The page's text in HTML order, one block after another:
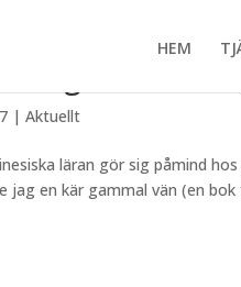
HEM
|Aktuellt
läran gör sig påmind
jag en kär gammal vän (en